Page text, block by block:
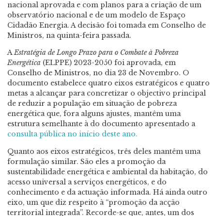
nacional aprovada e com planos para a criação de um
observatório nacional e de um modelo de Espaço
Cidadão Energia. A decisão foi tomada em Conselho de
Ministros, na quinta-feira passada.
AEstratégia de Longo Prazo para o Combate à Pobreza
Energética (ELPPE) 2023-2050 foi aprovada, em
Conselho de Ministros, no dia 23 de Novembro. O
documento estabelece quatro eixos estratégicos e quatro
metas a alcançar para concretizar o objectivo principal
de reduzir a população em situação de pobreza
energética que, fora alguns ajustes, mantêm uma
estrutura semelhante à do documento apresentado a
consulta pública no início deste ano.
Quanto aos eixos estratégicos, três deles mantêm uma
formulação similar. São eles a promoção da
sustentabilidade energética e ambiental da habitação, do
acesso universal a serviços energéticos, e do
conhecimento e da actuação informada. Há ainda outro
eixo, um que diz respeito à “promoção da acção
territorial integrada”. Recorde-se que, antes, um dos